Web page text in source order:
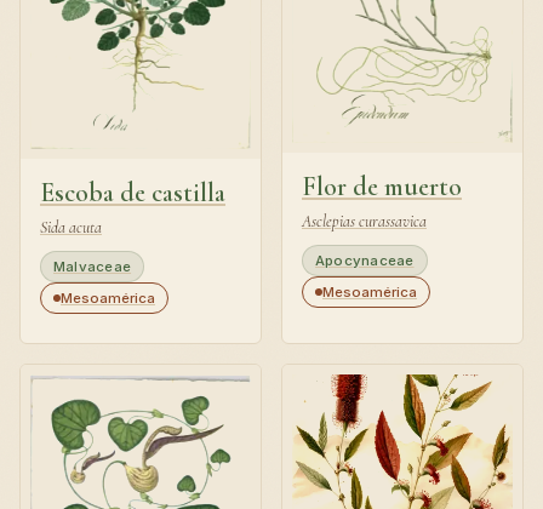
Escoba de castilla
Sida acuta
Malvaceae
Mesoamérica
Flor de muerto
Asclepias curassavica
Apocynaceae
Mesoamérica